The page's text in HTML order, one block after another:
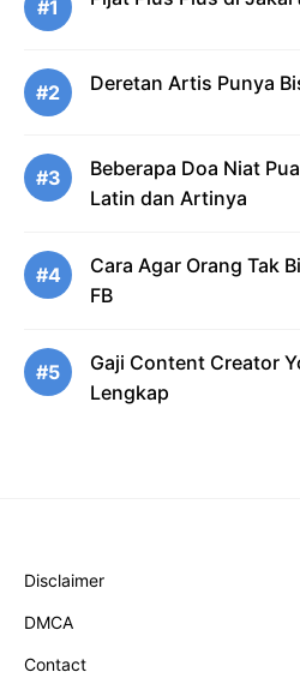
#1
#2 Deretan Artis Punya
#3
Beberapa Doa Niat
Latin dan Artinya
#4
Cara Agar Orang Tak
FB
#5
Gaji Content Creator
Lengkap
Disclaimer
DMCA
Contact